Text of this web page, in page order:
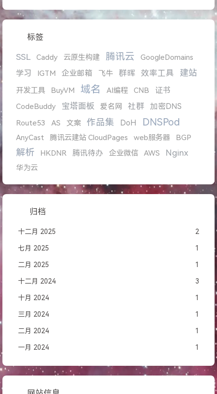
标签
SSL Caddy 云原生构建 腾讯云 GoogleDomains
学习 IGTM 企业邮箱 飞牛 群晖 效率工具 建站
开发工具 BuyVM 域名 AI编程 CNB 证书
CodeBuddy 宝塔面板 爱名网 社群 加密DNS
Route53 AS 文案 作品集 DoH DNSPod
AnyCast 腾讯云建站 CloudPages web服务器 BGP
解析 HKDNR 腾讯待办 企业微信 AWS Nginx
华为云
归档
十二月 2025 2
七月 2025 1
二月 2025 1
十二月 2024 3
十月 2024 1
三月 2024 1
二月 2024 1
一月 2024 1